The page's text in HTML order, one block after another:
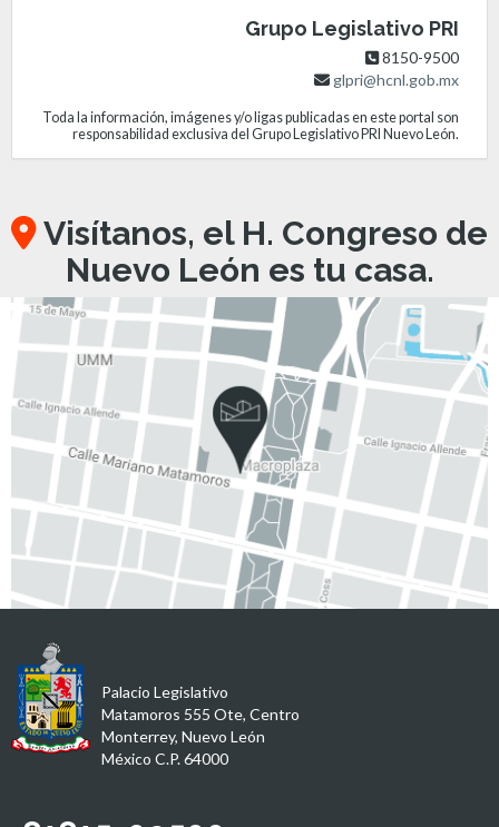
Grupo Legislativo PRI
8150-9500
glpri@hcnl.gob.mx
Toda la información, imágenes y/o ligas publicadas en este portal son
responsabilidad exclusiva del Grupo Legislativo PRI Nuevo León.
Visítanos, el H. Congreso de
Nuevo León es tu casa.
Palacio Legislativo
Matamoros 555 Ote, Centro
Monterrey, Nuevo León
México C.P. 64000